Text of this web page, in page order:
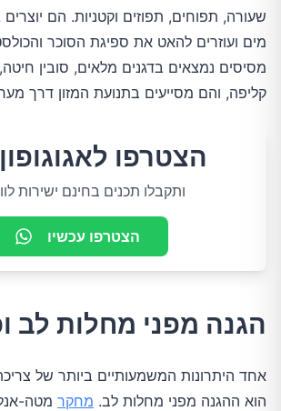
שעורה, תפוחים, תפוזים וקטניות. הם
מים ועוזרים להאט את ספיגת הסוכר
מסיסים נמצאים בדגנים מלאים, סובין
קליפה, והם מסייעים בתנועת המזון דרך
הצטרפו
ותקבלו תכנים בחינם ישירות
הצטרפו עכשיו
הגנה מפני מחלות לב
אחד היתרונות המשמעותיים ביותר של
הוא ההגנה מפני מחלות לב. מחקר